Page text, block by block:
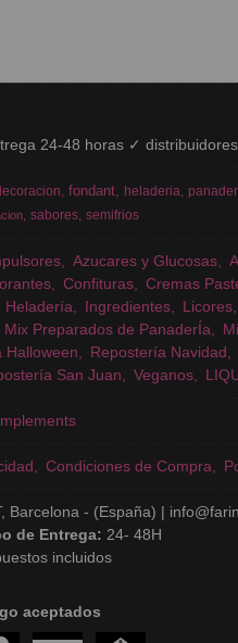
24-48 horas ✓
fondant heladeria
sabores semifrios
Azucares y Glucosas
Confituras Cremas
Heladería Ingredientes Licores
Mix Preparados de PanaderÍa
Halloween Repostería Navidad
San Juan Veganos
Condiciones de Compra
Barcelona - (España) |
de Entrega: 24- 48H
incluidos
aceptados